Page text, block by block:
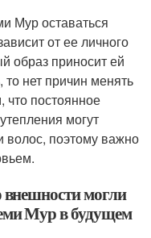
Мур оставаться
от ее личного
образ приносит ей
нет причин менять
что постоянное
могут
волос, поэтому важно
внешности могли
Мур в будущем